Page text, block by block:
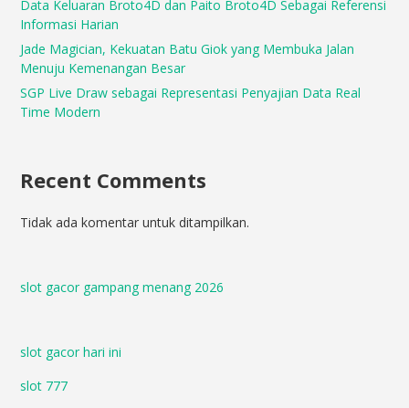
Data Keluaran Broto4D dan Paito Broto4D Sebagai Referensi
Informasi Harian
Jade Magician, Kekuatan Batu Giok yang Membuka Jalan
Menuju Kemenangan Besar
SGP Live Draw sebagai Representasi Penyajian Data Real
Time Modern
Recent Comments
Tidak ada komentar untuk ditampilkan.
slot gacor gampang menang 2026
slot gacor hari ini
slot 777